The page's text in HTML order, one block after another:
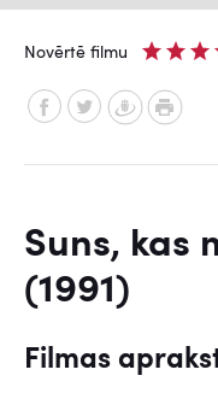
Novērtē filmu
Suns, kas
(1991)
Filmas